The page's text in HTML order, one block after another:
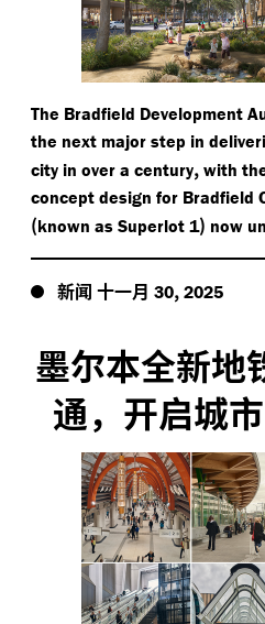
The Bradfield Development
the next major step in
city in over a century, with
concept design for Bradfield
(known as Superlot 1) now
新闻 十一月 30, 2025
墨尔本全新地
通，开启城